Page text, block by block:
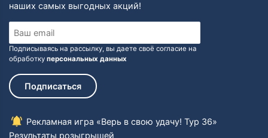
наших самых выгодных акций!
Подписываясь на рассылку, вы даете своё согласие на
обработку персональных данных
Подписаться
Рекламная игра «Верь в свою удачу! Тур 36»
Результаты розыгрышей